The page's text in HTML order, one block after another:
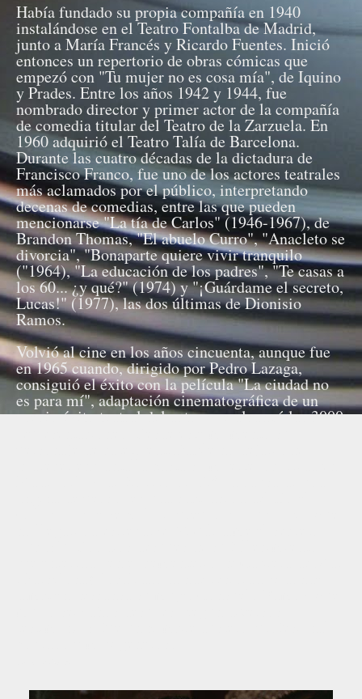
Había fundado su propia compañía en 1940
instalándose en el Teatro Fontalba de Madrid,
junto a María Francés y Ricardo Fuentes. Inició
entonces un repertorio de obras cómicas que
empezó con "Tu mujer no es cosa mía", de Iquino
y Prades. Entre los años 1942 y 1944, fue
nombrado director y primer actor de la compañía
de comedia titular del Teatro de la Zarzuela. En
1960 adquirió el Teatro Talía de Barcelona.
Durante las cuatro décadas de la dictadura de
Francisco Franco, fue uno de los actores teatrales
más aclamados por el público, interpretando
decenas de comedias, entre las que pueden
mencionarse "La tía de Carlos" (1946-1967), de
Brandon Thomas, "El abuelo Curro", "Anacleto se
divorcia", "Bonaparte quiere vivir tranquilo
("1964), "La educación de los padres", "Te casas a
los 60... ¿y qué?" (1974) y "¡Guárdame el secreto,
Lucas!" (1977), las dos últimas de Dionisio
Ramos.
Volvió al cine en los años cincuenta, aunque fue
en 1965 cuando, dirigido por Pedro Lazaga,
consiguió el éxito con la película "La ciudad no
es para mí", adaptación cinematográfica de un
previo éxito teatral del actor que alcanzó las 3000